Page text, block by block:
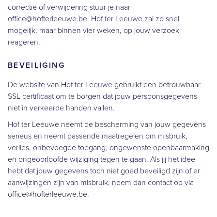
correctie of verwijdering stuur je naar
office@hofterleeuwe.be. Hof ter Leeuwe zal zo snel
mogelijk, maar binnen vier weken, op jouw verzoek
reageren.
BEVEILIGING
De website van Hof ter Leeuwe gebruikt een betrouwbaar
SSL certificaat om te borgen dat jouw persoonsgegevens
niet in verkeerde handen vallen.
Hof ter Leeuwe neemt de bescherming van jouw gegevens
serieus en neemt passende maatregelen om misbruik,
verlies, onbevoegde toegang, ongewenste openbaarmaking
en ongeoorloofde wijziging tegen te gaan. Als jij het idee
hebt dat jouw gegevens toch niet goed beveiligd zijn of er
aanwijzingen zijn van misbruik, neem dan contact op via
office@hofterleeuwe.be.